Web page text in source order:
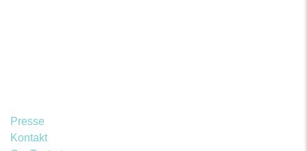
Presse
Kontakt